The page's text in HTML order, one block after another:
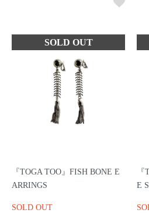
『TOGA TOO』FISH BONE E
ARRINGS
SOLD OUT
E